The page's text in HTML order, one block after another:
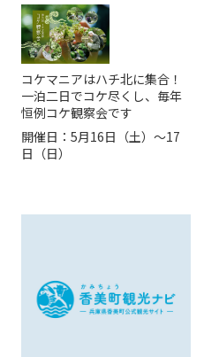
コケマニアはハチ北に集合！
一泊二日でコケ尽くし、毎年
恒例コケ観察会です
開催日： 5月16日（土）〜17
日（日）